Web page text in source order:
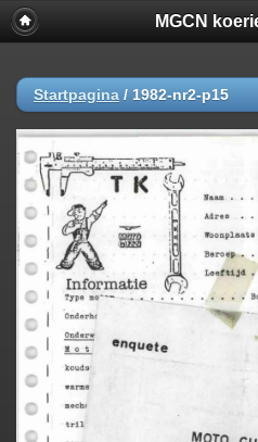
MGCN
Startpagina / 1982-nr2-p15